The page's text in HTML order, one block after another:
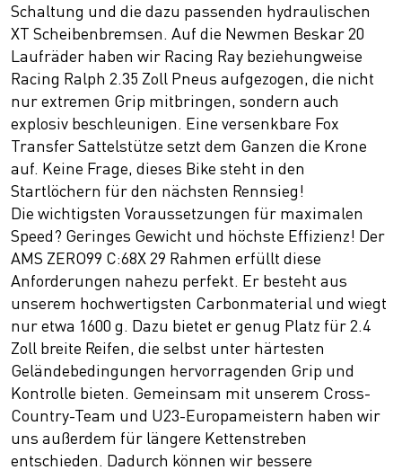
Schaltung und die dazu passenden hydraulischen
XT Scheibenbremsen. Auf die Newmen Beskar 20
Laufräder haben wir Racing Ray beziehungweise
Racing Ralph 2.35 Zoll Pneus aufgezogen, die nicht
nur extremen Grip mitbringen, sondern auch
explosiv beschleunigen. Eine versenkbare Fox
Transfer Sattelstütze setzt dem Ganzen die Krone
auf. Keine Frage, dieses Bike steht in den
Startlöchern für den nächsten Rennsieg!
Die wichtigsten Voraussetzungen für maximalen
Speed? Geringes Gewicht und höchste Effizienz! Der
AMS ZERO99 C:68X 29 Rahmen erfüllt diese
Anforderungen nahezu perfekt. Er besteht aus
unserem hochwertigsten Carbonmaterial und wiegt
nur etwa 1600 g. Dazu bietet er genug Platz für 2.4
Zoll breite Reifen, die selbst unter härtesten
Geländebedingungen hervorragenden Grip und
Kontrolle bieten. Gemeinsam mit unserem Cross-
Country-Team und U23-Europameistern haben wir
uns außerdem für längere Kettenstreben
entschieden. Dadurch können wir bessere